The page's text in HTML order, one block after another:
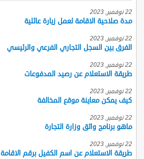
22 نوفمبر, 2023
مدة صلاحية الاقامة لعمل زيارة عائلية
22 نوفمبر, 2023
الفرق بين السجل التجاري الفرعي والرئيسي
22 نوفمبر, 2023
طريقة الاستعلام عن رصيد المدفوعات
22 نوفمبر, 2023
كيف يمكن معاينة موقع المخالفة
22 نوفمبر, 2023
ماهو برنامج واثق وزارة التجارة
22 نوفمبر, 2023
طريقة الاستعلام عن اسم الكفيل برقم الاقامة